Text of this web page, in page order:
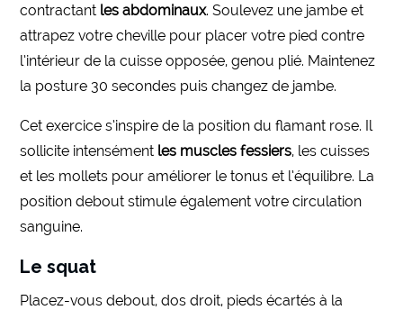
contractant les abdominaux. Soulevez une jambe et
attrapez votre cheville pour placer votre pied contre
l’intérieur de la cuisse opposée, genou plié. Maintenez
la posture 30 secondes puis changez de jambe.
Cet exercice s’inspire de la position du flamant rose. Il
sollicite intensément les muscles fessiers, les cuisses
et les mollets pour améliorer le tonus et l’équilibre. La
position debout stimule également votre circulation
sanguine.
Le squat
Placez-vous debout, dos droit, pieds écartés à la